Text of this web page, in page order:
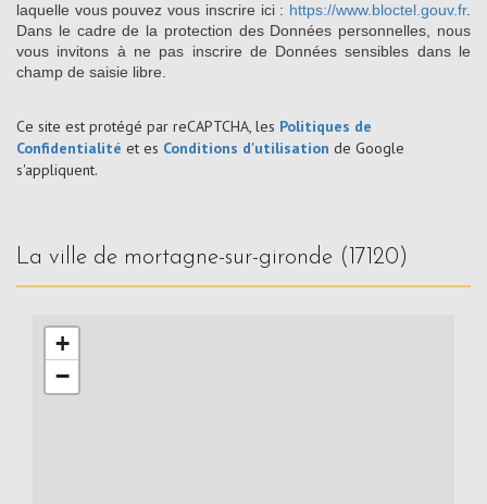
laquelle vous pouvez vous inscrire ici : https://www.bloctel.gouv.fr.
Dans le cadre de la protection des Données personnelles, nous
vous invitons à ne pas inscrire de Données sensibles dans le
champ de saisie libre.
Ce site est protégé par reCAPTCHA, les Politiques de
Confidentialité et es Conditions d'utilisation de Google
s'appliquent.
la ville de mortagne-sur-gironde (17120)
+
−